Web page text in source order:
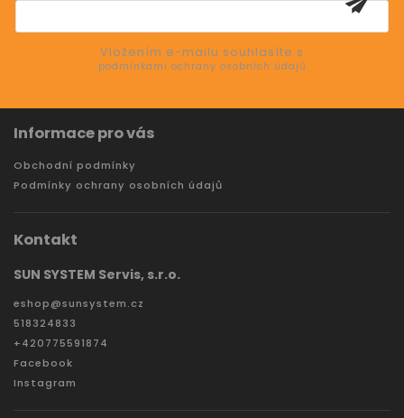
Vložením e-mailu souhlasíte s
podmínkami ochrany osobních údajů
Informace pro vás
Obchodní podmínky
Podmínky ochrany osobních údajů
Kontakt
SUN SYSTEM Servis, s.r.o.
eshop@sunsystem.cz
518324833
+420775591874
Facebook
Instagram